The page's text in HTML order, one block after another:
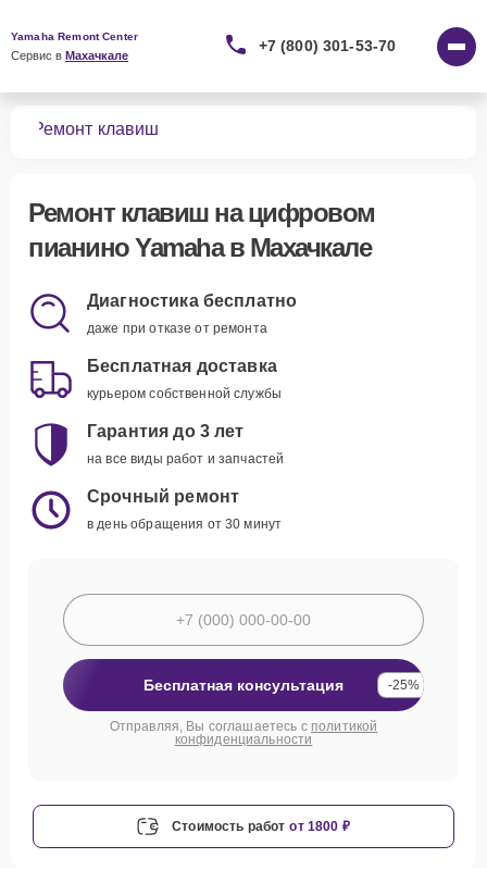
Yamaha Remont Center
Сервис в Махачкале
+7 (800) 301-53-70
Ремонт клавиш
Ремонт клавишна цифровом
пианино Yamaha в Махачкале
Диагностика бесплатно
даже при отказе от ремонта
Бесплатная доставка
курьером собственной службы
Гарантия до 3 лет
на все виды работ и запчастей
Срочный ремонт
в день обращения от 30 минут
Бесплатная консультация -25%
Отправляя, Вы соглашаетесь с политикой
конфиденциальности
Стоимость работ от 1800 ₽